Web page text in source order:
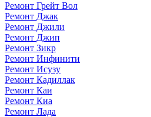
Ремонт Грейт Вол
Ремонт Джак
Ремонт Джили
Ремонт Джип
Ремонт Зикр
Ремонт Инфинити
Ремонт Исузу
Ремонт Кадиллак
Ремонт Каи
Ремонт Киа
Ремонт Лада